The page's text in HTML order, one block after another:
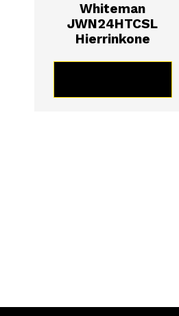
Whiteman
JWN24HTCSL
Hierrinkone